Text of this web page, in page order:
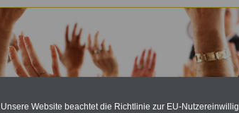
Unsere Website beachtet die Richtlinie zur EU-